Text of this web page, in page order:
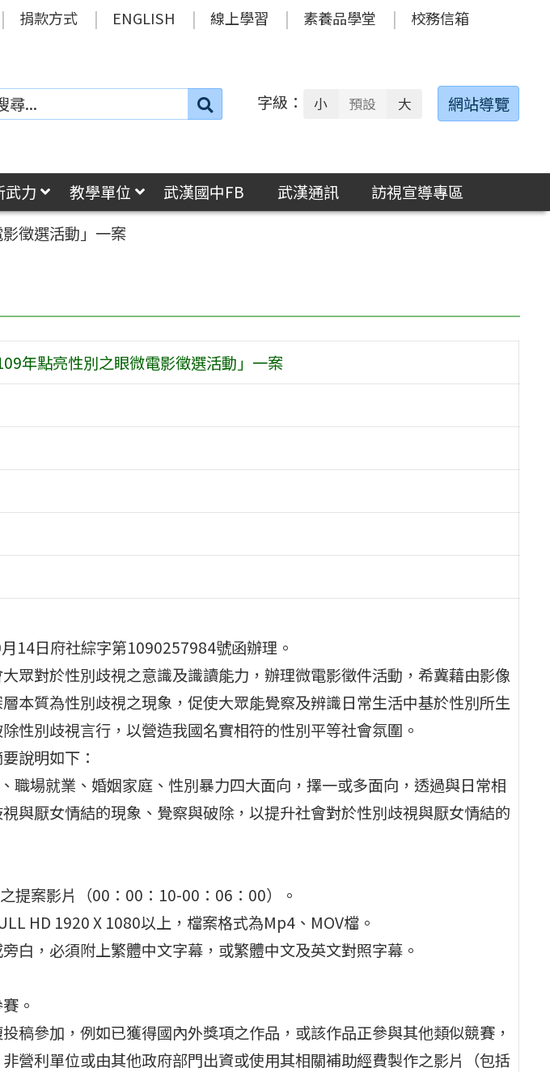
捐款方式 ENGLISH 線上學習 素養品學堂 校務信箱
搜
字級： 小 預設 大 網站導覽
武力 教學單位 武漢國中FB 武漢通訊
訪視宣導專區
徵選活動」一案
年點亮性別之眼微電影徵選活動」一案
14日府社綜字第1090257984號函辦理。
眾對於性別歧視之意識及識讀能力，辦理微電影徵件活動，希冀藉由影像
本質為性別歧視之現象，促使大眾能覺察及辨識日常生活中基於性別所生
性別歧視言行，以營造我國名實相符的性別平等社會氛圍。
說明如下：
職場就業、婚姻家庭、性別暴力四大面向，擇一或多面向，透過與日常相
與厭女情結的現象、覺察與破除，以提升社會對於性別歧視與厭女情結的
提案影片（00：00：10-00：06：00）。
HD 1920 X 1080以上，檔案格式為Mp4、MOV檔。
白，必須附上繁體中文字幕，或繁體中文及英文對照字幕。
。
稿參加，例如已獲得國內外獎項之作品，或該作品正參與其他類似競賽，
營利單位或由其他政府部門出資或使用其相關補助經費製作之影片（包括